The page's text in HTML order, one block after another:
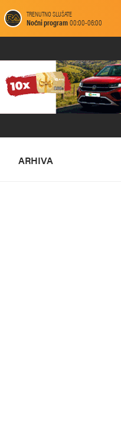
TRENUTNO SLUŠATE
Noćni program00:00-06:00
ARHIVA